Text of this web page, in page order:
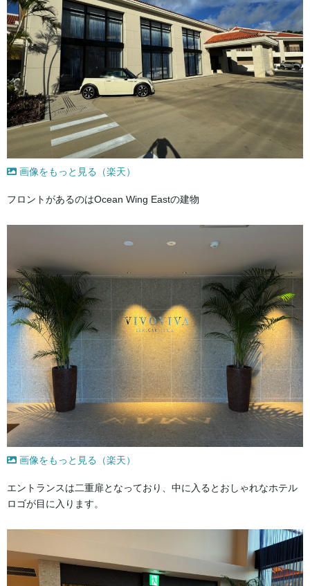
画像をもっと見る（楽天）
フロントがあるのはOcean Wing Eastの建物
画像をもっと見る（楽天）
エントランスは二重扉となっており、中に入るとおしゃれなホテル
ロゴが目に入ります。